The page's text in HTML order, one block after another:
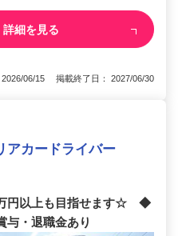
詳細を見る
2026/06/15 掲載終了日： 2027/06/30
アカードライバー
万円以上も目指せます☆ ◆
・退職金あり